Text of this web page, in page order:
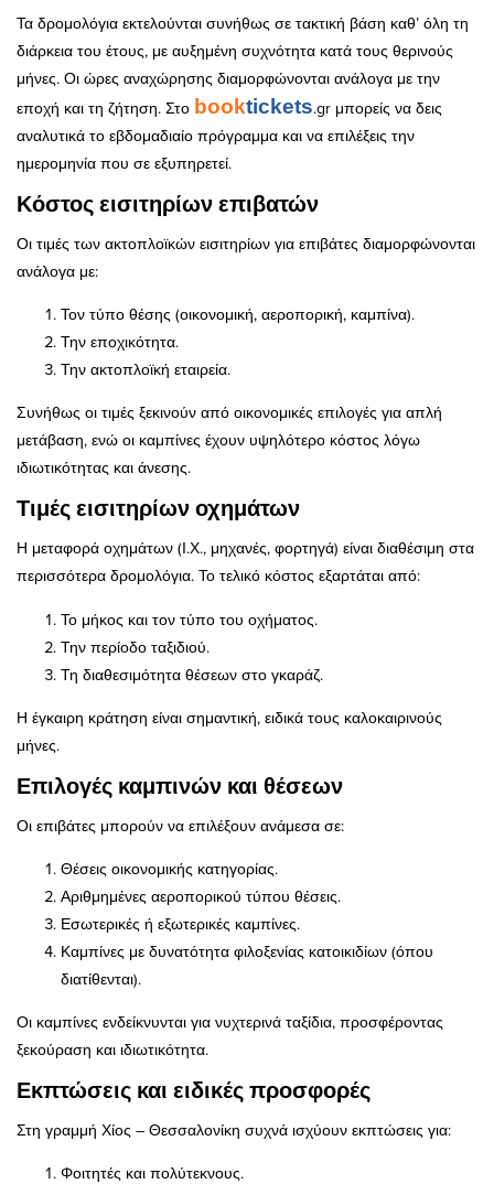
Τα δρομολόγια εκτελούνται συνήθως σε τακτική βάση καθ’ όλη τη
διάρκεια του έτους, με αυξημένη συχνότητα κατά τους θερινούς
μήνες. Οι ώρες αναχώρησης διαμορφώνονται ανάλογα με την
εποχή και τη ζήτηση. Στο booktickets.gr μπορείς να δεις
αναλυτικά το εβδομαδιαίο πρόγραμμα και να επιλέξεις την
ημερομηνία που σε εξυπηρετεί.
Κόστος εισιτηρίων επιβατών
Οι τιμές των ακτοπλοϊκών εισιτηρίων για επιβάτες διαμορφώνονται
ανάλογα με:
Τον τύπο θέσης (οικονομική, αεροπορική, καμπίνα).
Την εποχικότητα.
Την ακτοπλοϊκή εταιρεία.
Συνήθως οι τιμές ξεκινούν από οικονομικές επιλογές για απλή
μετάβαση, ενώ οι καμπίνες έχουν υψηλότερο κόστος λόγω
ιδιωτικότητας και άνεσης.
Τιμές εισιτηρίων οχημάτων
Η μεταφορά οχημάτων (Ι.Χ., μηχανές, φορτηγά) είναι διαθέσιμη στα
περισσότερα δρομολόγια. Το τελικό κόστος εξαρτάται από:
Το μήκος και τον τύπο του οχήματος.
Την περίοδο ταξιδιού.
Τη διαθεσιμότητα θέσεων στο γκαράζ.
Η έγκαιρη κράτηση είναι σημαντική, ειδικά τους καλοκαιρινούς
μήνες.
Επιλογές καμπινών και θέσεων
Οι επιβάτες μπορούν να επιλέξουν ανάμεσα σε:
Θέσεις οικονομικής κατηγορίας.
Αριθμημένες αεροπορικού τύπου θέσεις.
Εσωτερικές ή εξωτερικές καμπίνες.
Καμπίνες με δυνατότητα φιλοξενίας κατοικιδίων (όπου
διατίθενται).
Οι καμπίνες ενδείκνυνται για νυχτερινά ταξίδια, προσφέροντας
ξεκούραση και ιδιωτικότητα.
Εκπτώσεις και ειδικές προσφορές
Στη γραμμή Χίος – Θεσσαλονίκη συχνά ισχύουν εκπτώσεις για:
Φοιτητές και πολύτεκνους.